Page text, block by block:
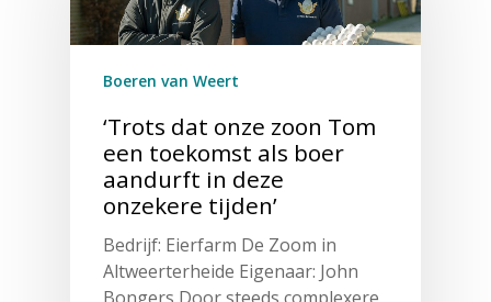
Boeren van Weert
‘Trots dat onze zoon Tom
een toekomst als boer
aandurft in deze
onzekere tijden’
Bedrijf: Eierfarm De Zoom in
Altweerterheide Eigenaar: John